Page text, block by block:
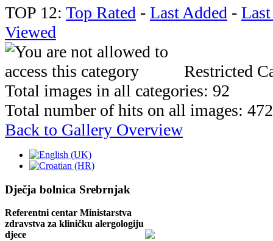
TOP 12: Top Rated - Last Added -
Viewed
Restricted
Total images in all categories: 92
Total number of hits on all images:
Back to Gallery Overview
Dječja bolnica Srebrnjak
Referentni centar Ministarstva
zdravstva za kliničku alergologiju
djece